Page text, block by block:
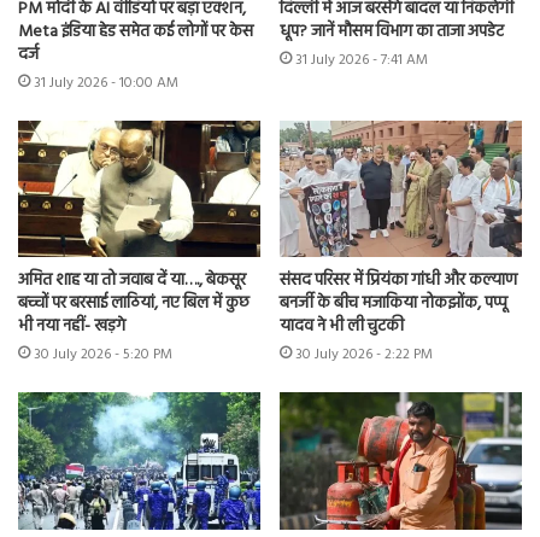
PM मोदी के AI वीडियो पर बड़ा एक्शन,
Meta इंडिया हेड समेत कई लोगों पर केस
दर्ज
31 July 2026 - 10:00 AM
दिल्ली में आज बरसेंगे बादल या निकलेगी
धूप? जानें मौसम विभाग का ताजा अपडेट
31 July 2026 - 7:41 AM
अमित शाह या तो जवाब दें या…., बेकसूर
बच्चों पर बरसाई लाठियां, नए बिल में कुछ
भी नया नहीं- खड़गे
30 July 2026 - 5:20 PM
संसद परिसर में प्रियंका गांधी और कल्याण
बनर्जी के बीच मजाकिया नोकझोंक, पप्पू
यादव ने भी ली चुटकी
30 July 2026 - 2:22 PM